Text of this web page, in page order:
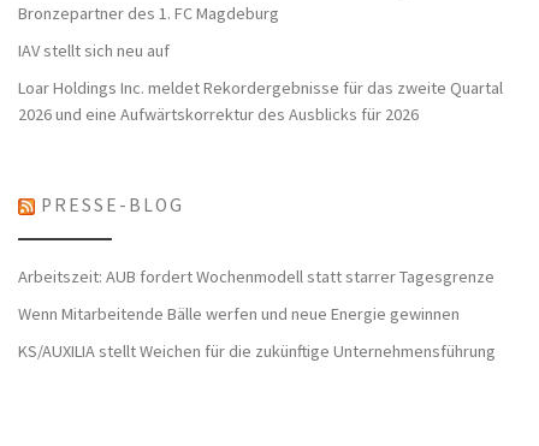
Bronzepartner des 1. FC Magdeburg
IAV stellt sich neu auf
Loar Holdings Inc. meldet Rekordergebnisse für das zweite Quartal
2026 und eine Aufwärtskorrektur des Ausblicks für 2026
PRESSE-BLOG
Arbeitszeit: AUB fordert Wochenmodell statt starrer Tagesgrenze
Wenn Mitarbeitende Bälle werfen und neue Energie gewinnen
KS/AUXILIA stellt Weichen für die zukünftige Unternehmensführung